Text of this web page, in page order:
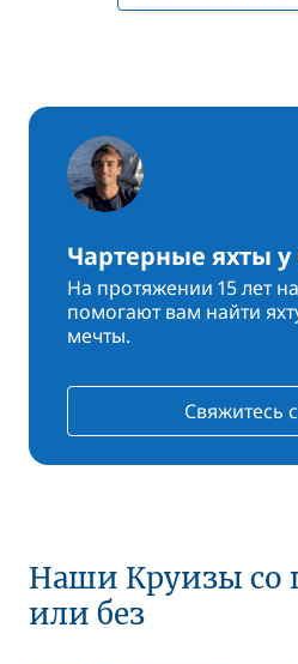
Чартерные яхты у
На протяжении 15 лет
помогают вам найти
мечты.
Свяжитесь
Наши Круизы со
или без